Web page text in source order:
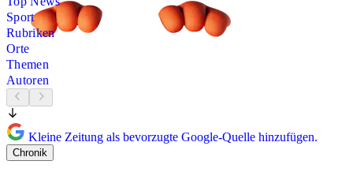
Sport
Rubriken
Orte
Themen
Autoren
Kleine Zeitung als bevorzugte Google-Quelle hinzufügen.
Chronik